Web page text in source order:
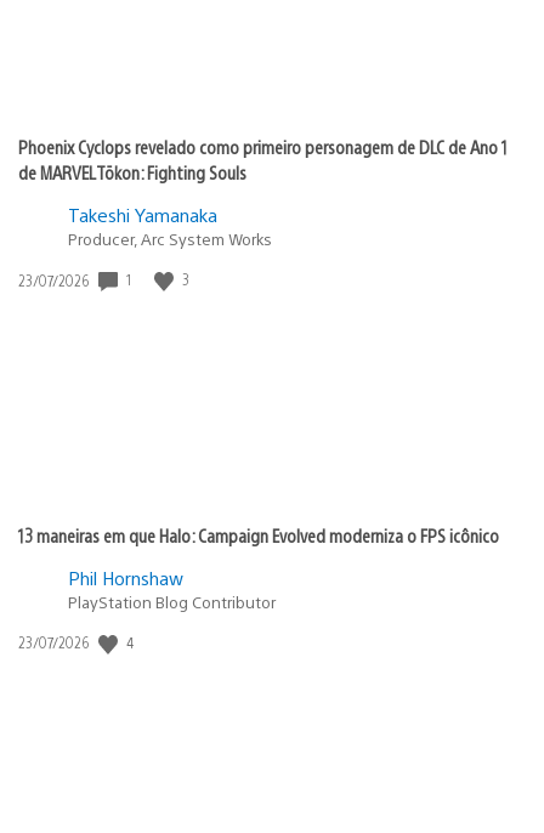
Phoenix Cyclops revelado como primeiro personagem de DLC de Ano 1
de MARVEL Tōkon: Fighting Souls
Takeshi Yamanaka
Producer, Arc System Works
Data
23/07/2026 1 3
13 maneiras em que Halo: Campaign Evolved moderniza o FPS icônico
Phil Hornshaw
PlayStation Blog Contributor
Data
23/07/2026 4